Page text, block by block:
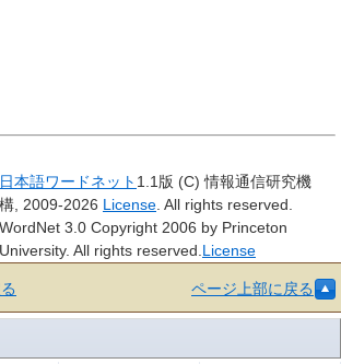
日本語ワードネット 1.1版 (C) 情報通信研究機
構, 2009-2026 License . All rights reserved.
WordNet 3.0 Copyright 2006 by Princeton
University. All rights reserved. License
ページ上部に戻る